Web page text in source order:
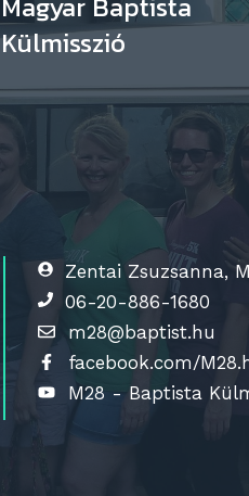
Külmisszió
Zentai Zsuzsanna,
06-20-886-1680
m28@baptist.hu
facebook.com/
M28 - Baptista